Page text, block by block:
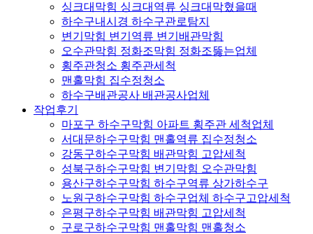
싱크대막힘 싱크대역류 싱크대막혔을때
하수구내시경 하수구관로탐지
변기막힘 변기역류 변기배관막힘
오수관막힘 정화조막힘 정화조뚫는업체
횡주관청소 횡주관세척
맨홀막힘 집수정청소
하수구배관공사 배관공사업체
작업후기
마포구 하수구막힘 아파트 횡주관 세척업체
서대문하수구막힘 맨홀역류 집수정청소
강동구하수구막힘 배관막힘 고압세척
성북구하수구막힘 변기막힘 오수관막힘
용산구하수구막힘 하수구역류 상가하수구
노원구하수구막힘 하수구업체 하수구고압세척
은평구하수구막힘 배관막힘 고압세척
구로구하수구막힘 맨홀막힘 맨홀청소